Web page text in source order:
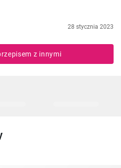
28 stycznia 2023
z innymi